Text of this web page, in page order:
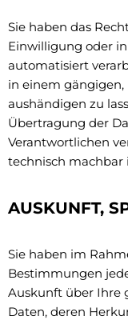
Sie haben das
Einwilligung oder
automatisiert
in einem
aushändigen zu
Übertragung der
Verantwortlichen
technisch machbar
AUSKUNFT,
Sie haben im
Bestimmungen
Auskunft über Ihre
Daten, deren